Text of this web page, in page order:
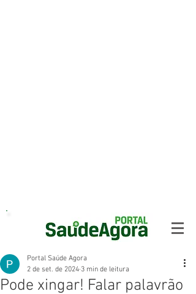
Pode xingar! Falar palavrão
Portal Saúde Agora
2 de set. de 2024 3 min de leitura